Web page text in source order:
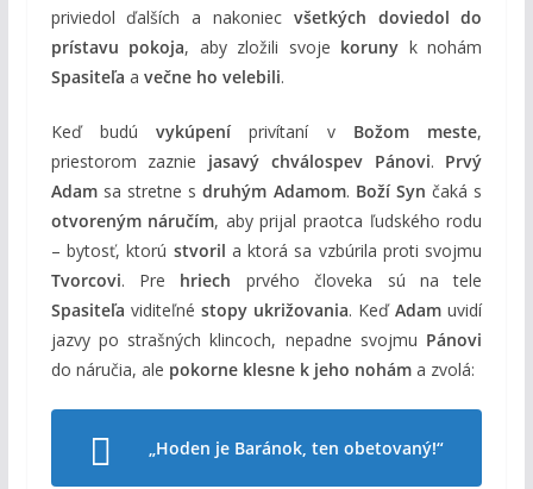
priviedol ďalších a nakoniec všetkých doviedol do
prístavu pokoja, aby zložili svoje koruny k nohám
Spasiteľa a večne ho velebili.
Keď budúvykúpení privítaní v Božom meste,
priestorom zaznie jasavý chválospev Pánovi. Prvý
Adamsa stretne sdruhým Adamom. Boží Syn čaká s
otvoreným náručím, aby prijal praotca ľudského rodu
– bytosť, ktorú stvoril a ktorá sa vzbúrila proti svojmu
Tvorcovi. Pre hriech prvého človeka sú na tele
Spasiteľa viditeľné stopy ukrižovania. KeďAdam uvidí
jazvy po strašných klincoch, nepadne svojmu Pánovi
do náručia, ale pokorne klesne k jeho noháma zvolá:
„Hoden je Baránok, ten obetovaný!“